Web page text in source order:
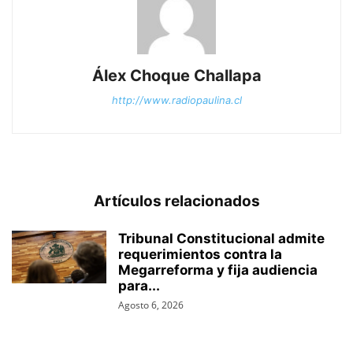
Álex Choque Challapa
http://www.radiopaulina.cl
Artículos relacionados
Tribunal Constitucional admite
requerimientos contra la
Megarreforma y fija audiencia
para...
Agosto 6, 2026